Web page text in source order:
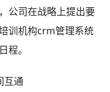
公司在战略上提出要
训机构crm管理系统
程。
互通